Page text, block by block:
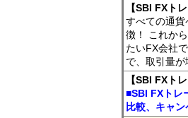
【SBI FXト
すべての通貨
徴！ これか
たいFX会社
で、取引量が
【SBI FXト
■SBI FXトレ
比較、キャ